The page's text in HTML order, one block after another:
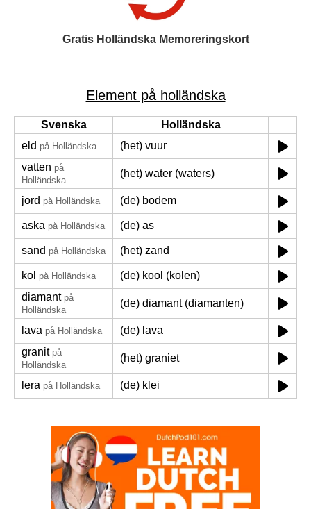
Gratis Holländska Memoreringskort
Element på holländska
Svenska
Holländska
eld på Holländska
(het) vuur
vatten på
Holländska
(het) water (waters)
jord på Holländska (de) bodem
aska på Holländska (de) as
sand på Holländska (het) zand
kol på Holländska
(de) kool (kolen)
diamant på
Holländska
(de) diamant (diamanten)
lava på Holländska
(de) lava
granit på
Holländska
(het) graniet
lera på Holländska (de) klei